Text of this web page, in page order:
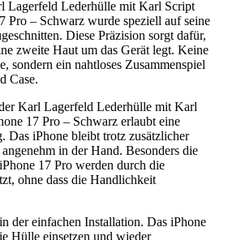
Lagerfeld Lederhülle mit Karl Script
Pro – Schwarz wurde speziell auf seine
Diese Präzision sorgt dafür,
zweite Haut um das Gerät legt. Keine
sondern ein nahtloses Zusammenspiel
Case.
Karl Lagerfeld Lederhülle mit Karl
17 Pro – Schwarz erlaubt eine
Das iPhone bleibt trotz zusätzlicher
in der Hand. Besonders die
17 Pro werden durch die
ohne dass die Handlichkeit
der einfachen Installation. Das iPhone
Hülle einsetzen und wieder